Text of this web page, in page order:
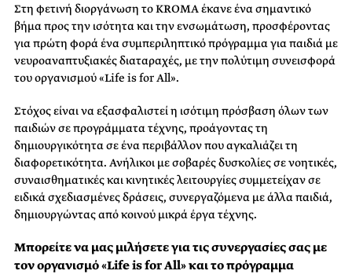
Στη φετινή διοργάνωση το KROMA έκανε ένα σημαντικό
βήμα προς την ισότητα και την ενσωμάτωση, προσφέροντας
για πρώτη φορά ένα συμπεριληπτικό πρόγραμμα για παιδιά με
νευροαναπτυξιακές διαταραχές, με την πολύτιμη συνεισφορά
του οργανισμού «Life is for Αll».
Στόχος είναι να εξασφαλιστεί η ισότιμη πρόσβαση όλων των
παιδιών σε προγράμματα τέχνης, προάγοντας τη
δημιουργικότητα σε ένα περιβάλλον που αγκαλιάζει τη
διαφορετικότητα. Ανήλικοι με σοβαρές δυσκολίες σε νοητικές,
συναισθηματικές και κινητικές λειτουργίες συμμετείχαν σε
ειδικά σχεδιασμένες δράσεις, συνεργαζόμενα με άλλα παιδιά,
δημιουργώντας από κοινού μικρά έργα τέχνης.
Μπορείτε να μας μιλήσετε για τις συνεργασίες σας με
τον οργανισμό «Life is for All» και το πρόγραμμα